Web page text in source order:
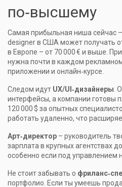
по‑высшему
Самая прибыльная ниша сейчас –
designer в США может получать
в Европе – от 70 000 € и выше.
нужна почти в каждом
приложении и онлайн‑курсе.
Следом идут UX/UI‑дизайнеры .
интерфейсы, а компании готовы
120 000 $ за опытных
работать удаленно, что
Арт‑директор – руководитель
зарплата в крупных агентствах
особенно если под управлением
Не стоит забывать о
портфолио. Если ты умеешь